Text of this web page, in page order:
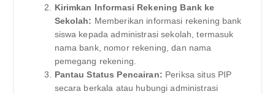
Kirimkan Informasi Rekening Bank ke
Sekolah: Memberikan informasi rekening bank
siswa kepada administrasi sekolah, termasuk
nama bank, nomor rekening, dan nama
pemegang rekening.
Pantau Status Pencairan: Periksa situs PIP
secara berkala atau hubungi administrasi